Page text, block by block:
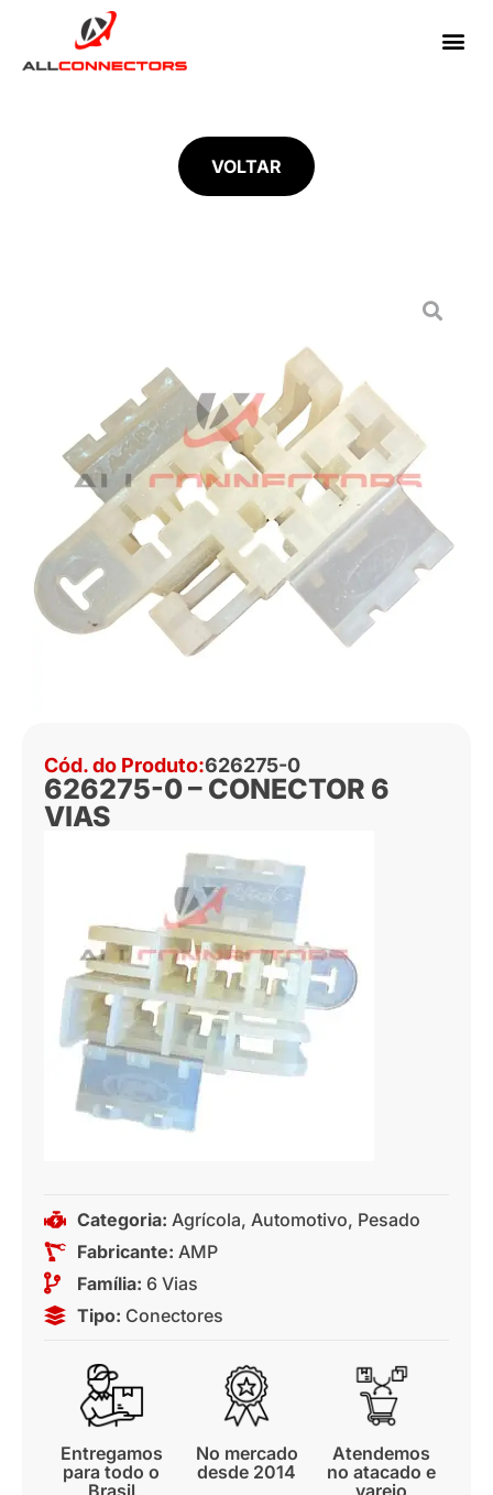
VOLTAR
Cód. do Produto:626275-0
626275-0 – CONECTOR 6
VIAS
Categoria: Agrícola, Automotivo, Pesado
Fabricante: AMP
Família: 6 Vias
Tipo: Conectores
Entregamos
para todo o
No mercado
desde 2014
Atendemos
no atacado e